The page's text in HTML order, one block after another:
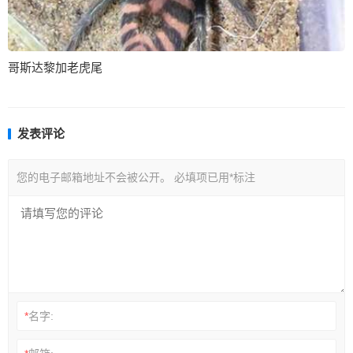
哥斯达黎加老虎尾
发表评论
您的电子邮箱地址不会被公开。 必填项已用*标注
*名字: